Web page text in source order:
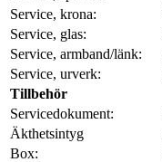
Service, krona:
Service, glas:
Service, armband/länk:
Service, urverk:
Tillbehör
Servicedokument:
Äkthetsintyg
Box: